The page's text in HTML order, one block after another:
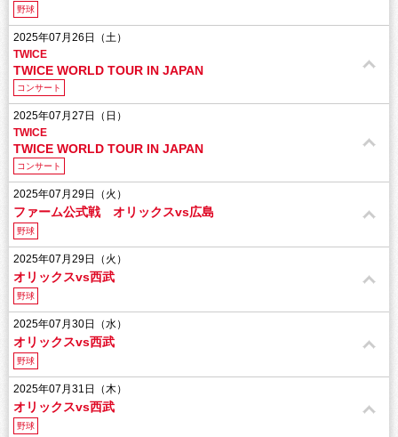
野球
2025年07月26日（土）
TWICE
TWICE WORLD TOUR IN JAPAN
コンサート
2025年07月27日（日）
TWICE
TWICE WORLD TOUR IN JAPAN
コンサート
2025年07月29日（火）
ファーム公式戦 オリックスvs広島
野球
2025年07月29日（火）
オリックスvs西武
野球
2025年07月30日（水）
オリックスvs西武
野球
2025年07月31日（木）
オリックスvs西武
野球